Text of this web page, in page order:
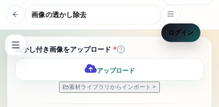
画像の透かし除去
ログイン
透かし付き画像をアップロード *
アップロード
素材ライブラリからインポート >